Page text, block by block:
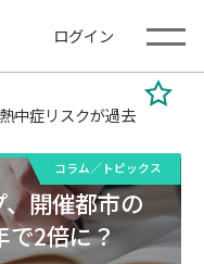
ログイン
中症リスクが過去
コラム／トピックス
開催都市の
で2倍に？